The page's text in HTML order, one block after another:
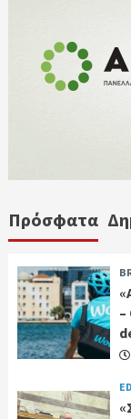
Πρόσφατα
–